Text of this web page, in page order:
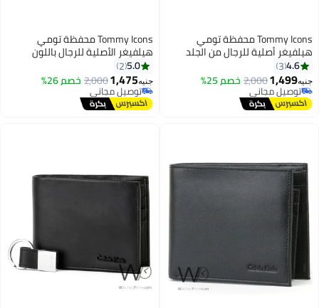
Tommy Icons محفظة تومي
أصلية للرجال من الجلد
باللون الأخضر الداكن 4.6
3
1,499
2,000خصم 25%
توصيل مجاني
توصيل مجاني
Tommy Icons محفظة تومي
هيلفيغر الأصلية للرجال باللون
الأزرق من الجلد الطبيعي
5.0
2
1,475
2,000خصم 26%
توصيل مجاني
توصيل مجاني